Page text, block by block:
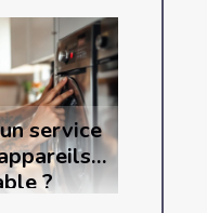
service
?